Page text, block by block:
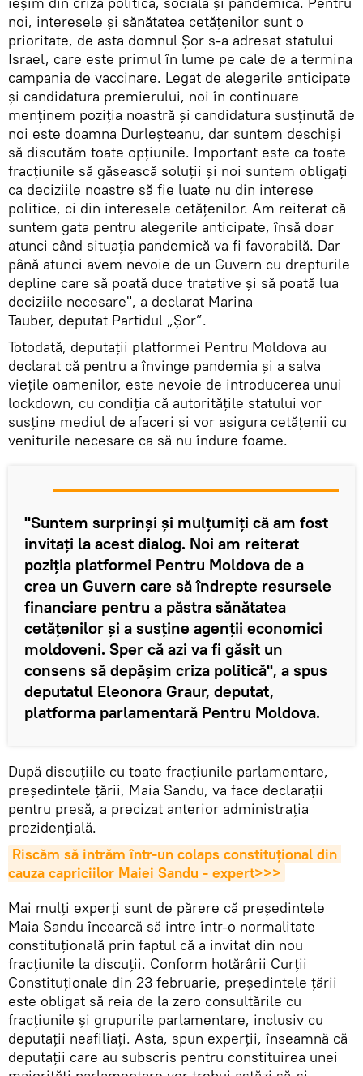
noi, interesele și sănătatea cetățenilor sunt o
prioritate, de asta domnul Șor s-a adresat statului
Israel, care este primul în lume pe cale de a termina
campania de vaccinare. Legat de alegerile anticipate
și candidatura premierului, noi în continuare
menținem poziția noastră și candidatura susținută de
noi este doamna Durleșteanu, dar suntem deschiși
să discutăm toate opțiunile. Important este ca toate
fracțiunile să găsească soluții și noi suntem obligați
ca deciziile noastre să fie luate nu din interese
politice, ci din interesele cetățenilor. Am reiterat că
suntem gata pentru alegerile anticipate, însă doar
atunci când situația pandemică va fi favorabilă. Dar
până atunci avem nevoie de un Guvern cu drepturile
depline care să poată duce tratative și să poată lua
deciziile necesare", a declarat Marina
Tauber, deputat Partidul „Șor”.
Totodată, deputații platformei Pentru Moldova au
declarat că pentru a învinge pandemia și a salva
viețile oamenilor, este nevoie de introducerea unui
lockdown, cu condiția că autoritățile statului vor
susține mediul de afaceri și vor asigura cetățenii cu
veniturile necesare ca să nu îndure foame.
"Suntem surprinși și mulțumiți că am fost
invitați la acest dialog. Noi am reiterat
poziția platformei Pentru Moldova de a
crea un Guvern care să îndrepte resursele
financiare pentru a păstra sănătatea
cetățenilor și a susține agenții economici
moldoveni. Sper că azi va fi găsit un
consens să depășim criza politică", a spus
deputatul Eleonora Graur, deputat,
platforma parlamentară Pentru Moldova.
După discuțiile cu toate fracțiunile parlamentare,
președintele țării, Maia Sandu, va face declarații
pentru presă, a precizat anterior administrația
prezidențială.
Riscăm să intrăm într-un colaps constituțional din
cauza capriciilor Maiei Sandu - expert>>>
Mai mulți experți sunt de părere că președintele
Maia Sandu încearcă să intre într-o normalitate
constituțională prin faptul că a invitat din nou
fracțiunile la discuții. Conform hotărârii Curții
Constituționale din 23 februarie, președintele țării
este obligat să reia de la zero consultările cu
fracțiunile și grupurile parlamentare, inclusiv cu
deputații neafiliați. Asta, spun experții, înseamnă că
deputații care au subscris pentru constituirea unei